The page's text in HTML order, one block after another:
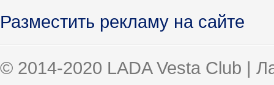
Разместить рекламу на сайте
© 2014-2020 LADA Vesta Club |